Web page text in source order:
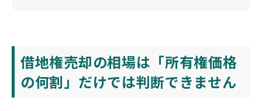
借地権売却の相場は「所有権価格
の何割」だけでは判断できません